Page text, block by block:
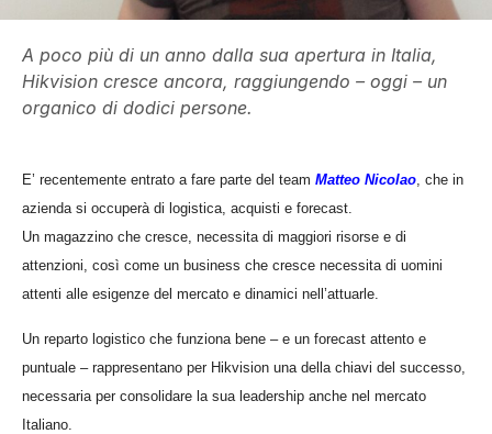
A poco più di un anno dalla sua apertura in Italia,
Hikvision cresce ancora, raggiungendo – oggi – un
organico di dodici persone.
E’ recentemente entrato a fare parte del team Matteo Nicolao, che in
azienda si occuperà di logistica, acquisti e forecast.
Un magazzino che cresce, necessita di maggiori risorse e di
attenzioni, così come un business che cresce necessita di uomini
attenti alle esigenze del mercato e dinamici nell’attuarle.
Un reparto logistico che funziona bene – e un forecast attento e
puntuale – rappresentano per Hikvision una della chiavi del successo,
necessaria per consolidare la sua leadership anche nel mercato
Italiano.